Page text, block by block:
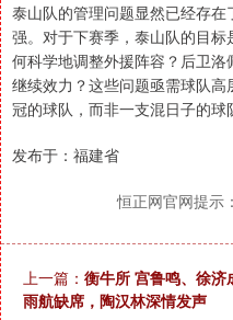
泰山队的管理问题显然已经存
强。对于下赛季，泰山队的目
何科学地调整外援阵容？后卫
继续效力？这些问题亟需球队
冠的球队，而非一支混日子的球
发布于：福建省
恒正网官网提示
上一篇： 衡牛所 宫鲁鸣、徐
雨航缺席，陶汉林深情发声